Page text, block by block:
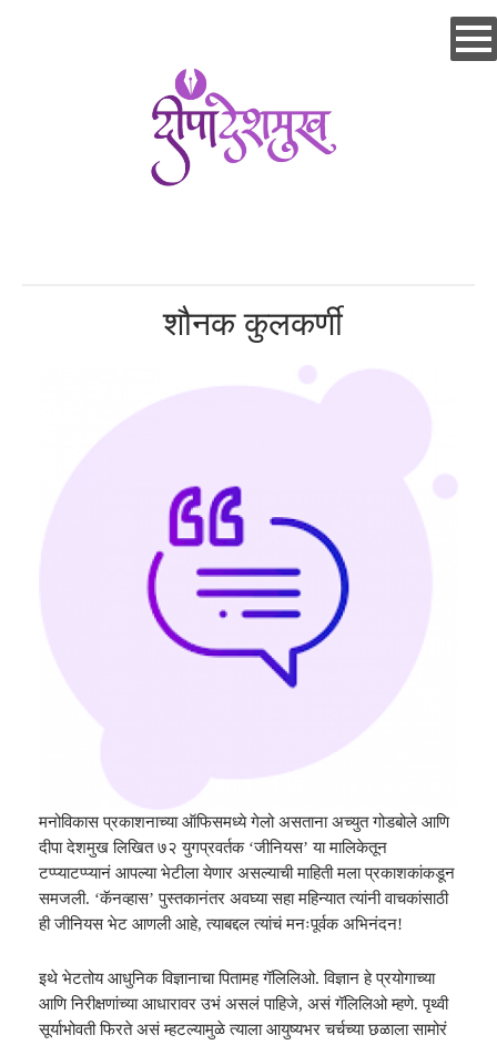
शौनक कुलकर्णी
मनोविकास प्रकाशनाच्या ऑफिसमध्ये गेलो असतानाअच्युतगोडबोले आणि
दीपा देशमुख लिखित ७२युगप्रवर्तक ‘जीनियस’ या मालिकेतून
टप्प्याटप्प्यानं आपल्या भेटीला येणार असल्याची माहिती मला प्रकाशकांकडून
समजली. ‘कॅनव्हास’ पुस्तकानंतर अवघ्या सहा महिन्यात त्यांनी वाचकांसाठी
ही जीनियस भेट आणली आहे,त्याबद्दल त्यांचं मनःपूर्वक अभिनंदन!
इथे भेटतोय आधुनिक विज्ञानाचा पितामह गॅलिलिओ. विज्ञान हे प्रयोगाच्या
आणि निरीक्षणांच्या आधारावर उभं असलं पाहिजे, असं गॅलिलिओ म्हणे. पृथ्वी
सूर्याभोवती फिरते असं म्हटल्यामुळे त्याला आयुष्यभर चर्चच्या छळाला सामोरं